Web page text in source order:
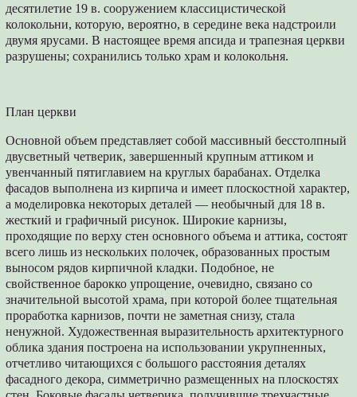
десятилетие 19 в. сооружением классицистической
колокольни, которую, вероятно, в середине века надстроили
двумя ярусами. В настоящее время апсида и трапезная церкви
разрушены; сохранились только храм и колокольня.
План церкви
Основной объем представляет собой массивный бесстолпный
двусветный четверик, завершенный крупным аттиком и
увенчанный пятиглавием на круглых барабанах. Отделка
фасадов выполнена из кирпича и имеет плоскостной характер,
а моделировка некоторых деталей — необычный для 18 в.
жесткий и графичный рисунок. Широкие карнизы,
проходящие по верху стен основного объема и аттика, состоят
всего лишь из нескольких полочек, образованных простым
выносом рядов кирпичной кладки. Подобное, не
свойственное барокко упрощение, очевидно, связано со
значительной высотой храма, при которой более тщательная
проработка карнизов, почти не заметная снизу, стала
ненужной. Художественная выразительность архитектурного
облика здания построена на использовании укрупненных,
отчетливо читающихся с большого расстояния деталях
фасадного декора, симметрично размещенных на плоскостях